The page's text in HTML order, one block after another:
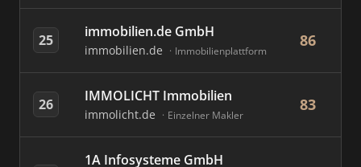
25 immobilien.de GmbH
immobilien.de Immobilienplattform
86
26 IMMOLICHT Immobilien
immolicht.de Einzelner Makler
83
1A Infosysteme GmbH